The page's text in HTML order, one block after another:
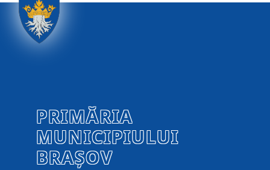
PRIMĂRIA
MUNICIPIULUI
BRAȘOV